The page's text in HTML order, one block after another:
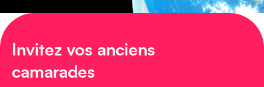
Invitez vos anciens
camarades
Afrique